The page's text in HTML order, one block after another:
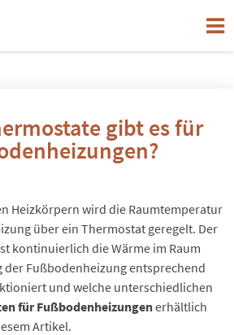
gibt es für
Heizkörpern wird die Raumtemperatur
über ein Thermostat geregelt. Der
kontinuierlich die Wärme im Raum
der Fußbodenheizung entsprechend
und welche unterschiedlichen
für Fußbodenheizungenerhältlich
Artikel.